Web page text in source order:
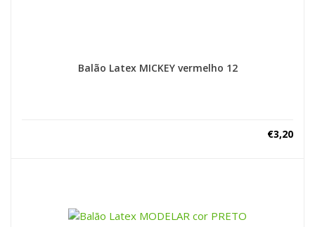
Balão Latex MICKEY vermelho 12
€3,20